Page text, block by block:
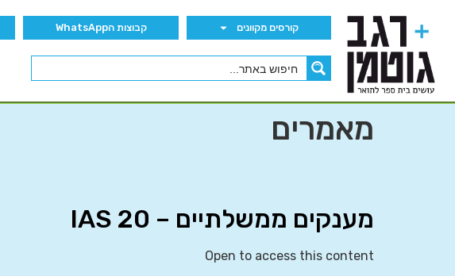
קורסים מקוונים קבוצות הWhatsApp
מאמרים
מענקים ממשלתיים – IAS 20
Open to access this content